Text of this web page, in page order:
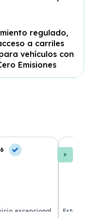
regulado,
a carriles
vehículos con
Emisiones
excepcional.
Estoy